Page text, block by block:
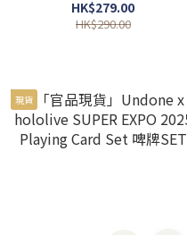
~bonus stage~ Part 2
HK$279.00
HK$290.00
現貨